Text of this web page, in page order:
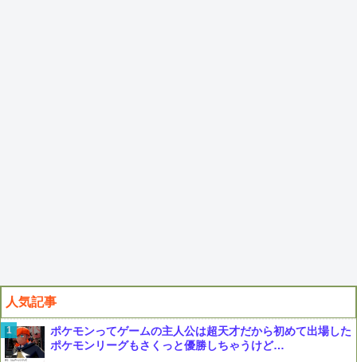
人気記事
ポケモンってゲームの主人公は超天才だから初めて出場した
ポケモンリーグもさくっと優勝しちゃうけど…